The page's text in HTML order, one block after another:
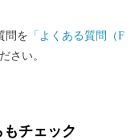
がおこなっておりま
問を 「よくある質問（F
さい。
チェック